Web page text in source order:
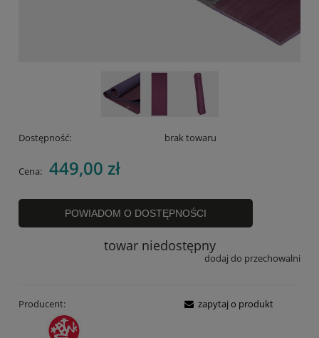
Dostępność: brak towaru
Cena: 449,00 zł
POWIADOM O DOSTĘPNOŚCI
towar niedostępny
dodaj do przechowalni
Producent: zapytaj o produkt